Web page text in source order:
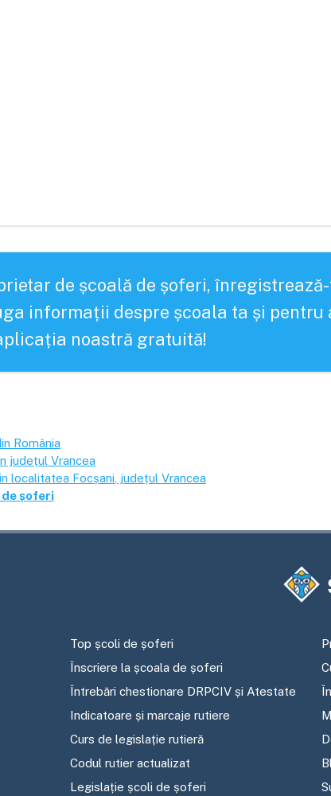
de școală de șoferi,
informații despre școala ta și pentru
noastră gratuită!
România
județul Vrancea
localitatea Focșani , județul Vrancea
șoferi
Top școli de șoferi
Înscriere la școala de șoferi
Întrebări chestionare DRPCIV și Atestate
Indicatoare și marcaje rutiere
Curs de legislație rutieră
Codul rutier actualizat
Legislație școli de șoferi